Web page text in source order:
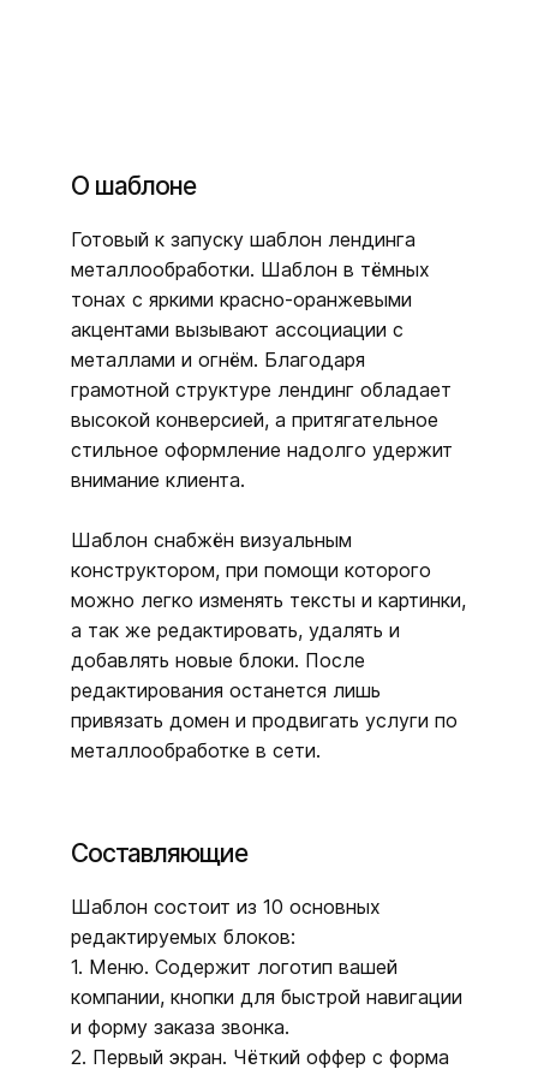
О шаблоне
Готовый к запуску шаблон лендинга
металлообработки. Шаблон в тёмных
тонах с яркими красно-оранжевыми
акцентами вызывают ассоциации с
металлами и огнём. Благодаря
грамотной структуре лендинг обладает
высокой конверсией, а притягательное
стильное оформление надолго удержит
внимание клиента.
Шаблон снабжён визуальным
конструктором, при помощи которого
можно легко изменять тексты и картинки,
а так же редактировать, удалять и
добавлять новые блоки. После
редактирования останется лишь
привязать домен и продвигать услуги по
металлообработке в сети.
Составляющие
Шаблон состоит из 10 основных
редактируемых блоков:
1. Меню. Содержит логотип вашей
компании, кнопки для быстрой навигации
и форму заказа звонка.
2. Первый экран. Чёткий оффер с форма